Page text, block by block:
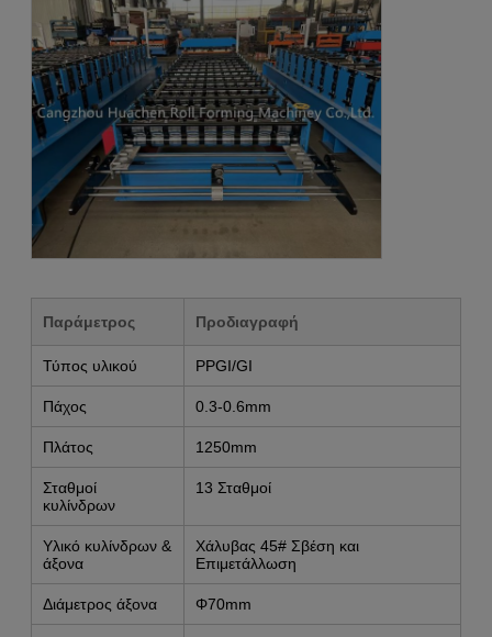
Παράμετρος Προδιαγραφή
Τύπος υλικού PPGI/GI
Πάχος 0.3-0.6mm
Πλάτος 1250mm
Σταθμοί
κυλίνδρων
13 Σταθμοί
Υλικό κυλίνδρων &
άξονα
Χάλυβας 45# Σβέση και
Επιμετάλλωση
Διάμετρος άξονα Φ70mm